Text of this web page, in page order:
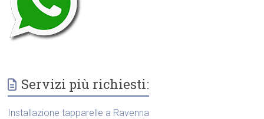
Servizi più richiesti:
Installazione tapparelle a Ravenna